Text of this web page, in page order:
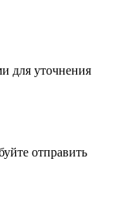
для уточнения
отправить